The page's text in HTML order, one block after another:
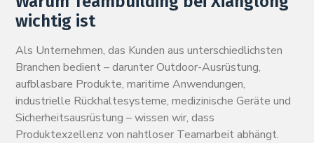
wichtig ist
Als Unternehmen, das Kunden aus unterschiedlichsten
Branchen bedient – darunter Outdoor-Ausrüstung,
aufblasbare Produkte, maritime Anwendungen,
industrielle Rückhaltesysteme, medizinische Geräte und
Sicherheitsausrüstung – wissen wir, dass
Produktexzellenz von nahtloser Teamarbeit abhängt.